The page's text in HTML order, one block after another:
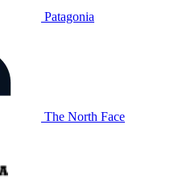
Patagonia
The North Face